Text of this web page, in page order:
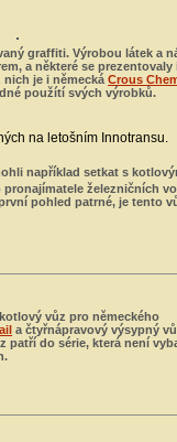
graffiti. Výrobou látek a
a některé se prezentovaly
nich je i německáCrous
použítí svých výrobků.
na letošním Innotransu.
například setkat s
železničních
pohled patrné, je tento
vůz pro německého
a čtyřnápravový výsypný
patří do série, která není